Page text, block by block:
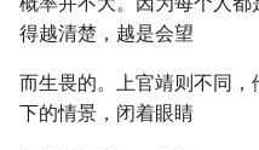
得越清楚，越是会望
而生畏的。上官靖则不同
下的情景，闭着眼睛